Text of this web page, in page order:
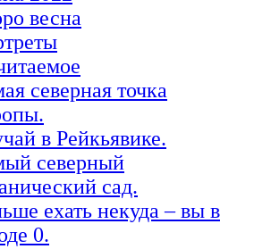
весна
северная точка
в Рейкьявике.
северный
сад.
ехать некуда – вы в
0.